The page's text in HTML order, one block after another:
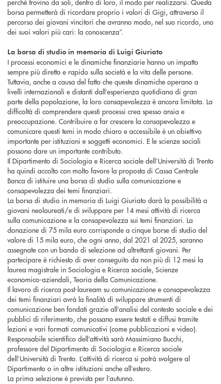
perché trovino da soli, dentro di loro, il modo per realizzarsi. Questa
borsa permetterà di ricordare proprio i valori di Gigi, attraverso il
percorso dei giovani vincitori che avranno modo, nel suo ricordo, uno
dei suoi valori più cari: la conoscenza”.
La borsa di studio in memoria di Luigi Giuriato
I processi economici e le dinamiche finanziarie hanno un impatto
sempre più diretto e rapido sulla società e la vita delle persone.
Tuttavia, anche a causa del fatto che queste dinamiche operano a
livelli internazionali e distanti dall’esperienza quotidiana di gran
parte della popolazione, la loro consapevolezza è ancora limitata. La
difficoltà di comprendere questi processi crea spesso ansia e
preoccupazione. Contribuire a far crescere la consapevolezza e
comunicare questi temi in modo chiaro e accessibile è un obiettivo
importante per istituzioni e soggetti economici. E le scienze sociali
possono dare un importante contributo.
Il Dipartimento di Sociologia e Ricerca sociale dell’Università di Trento
ha quindi accolto con molto favore la proposta di Cassa Centrale
Banca di istituire una borsa di studio sulla comunicazione e
consapevolezza dei temi finanziari.
La borsa di studio in memoria di Luigi Giuriato darà la possibilità a
giovani neolaureati/e di sviluppare per 14 mesi attività di ricerca
sulla comunicazione e la consapevolezza sui temi finanziari. La
donazione di 75 mila euro corrisponde a cinque borse di studio del
valore di 15 mila euro, che ogni anno, dal 2021 al 2025, saranno
assegnate con un bando di selezione ad altrettanti giovani. Per
partecipare è richiesto di aver conseguito da non più di 12 mesi la
laurea magistrale in Sociologia e Ricerca sociale, Scienze
economico-aziendali, Teoria della Comunicazione.
Il lavoro di ricerca post-lauream su comunicazione e consapevolezza
dei temi finanziari avrà la finalità di sviluppare strumenti di
comunicazione ben fondati grazie all’analisi del contesto sociale e dei
pubblici di riferimento, che possano essere testati e diffusi tramite
lezioni e vari formati comunicativi (come pubblicazioni e video).
Responsabile scientifico dell’attività sarà Massimiano Bucchi,
professore del Dipartimento di Sociologia e Ricerca sociale
dell’Università di Trento. L’attività di ricerca si potrà svolgere al
Dipartimento o in altre istituzioni anche all’estero.
La prima selezione è prevista per l’autunno.